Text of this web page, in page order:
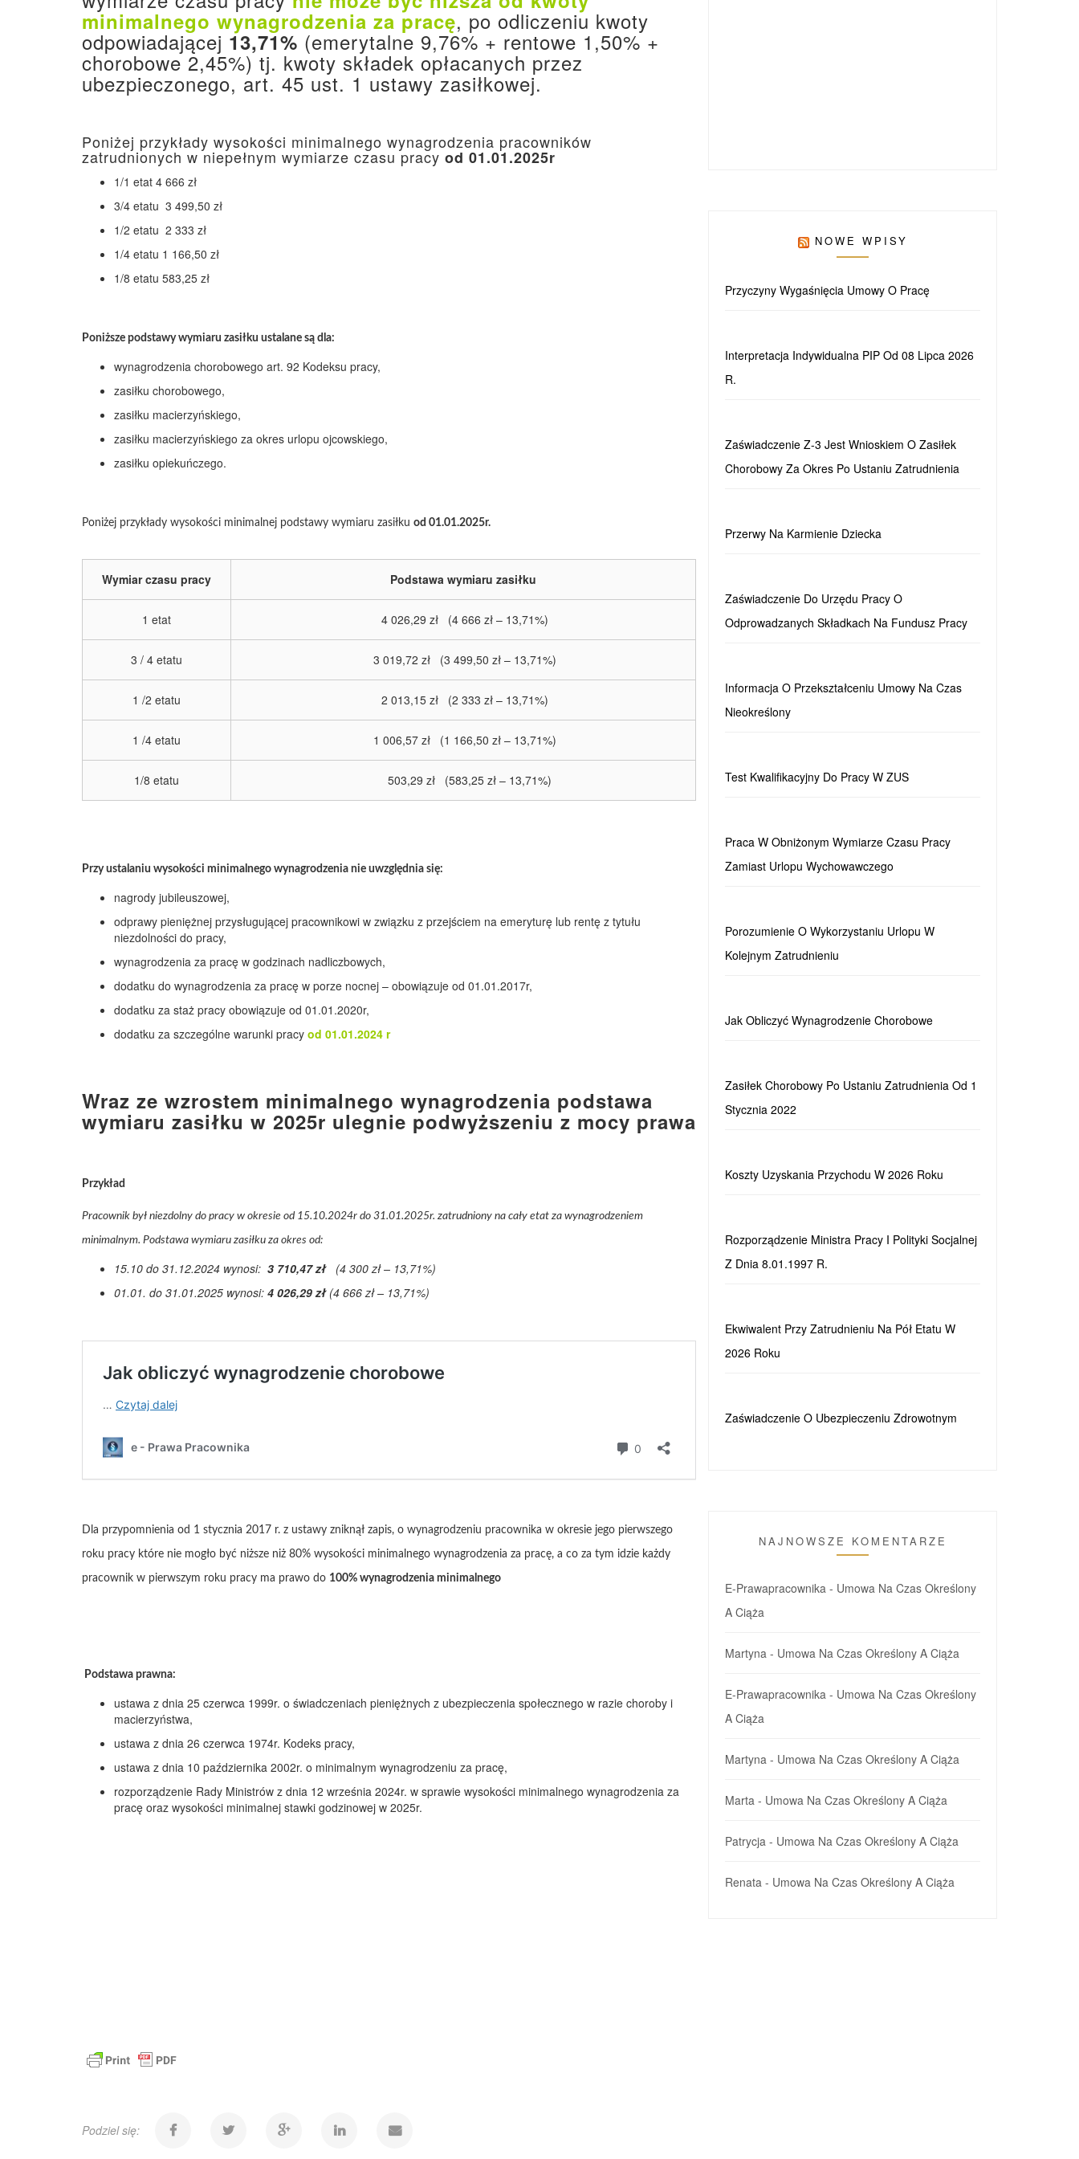
minimalnego wynagrodzenia za pracę, po odliczeniu kwoty
odpowiadającej 13,71% (emerytalne 9,76% + rentowe 1,50% +
chorobowe 2,45%) tj. kwoty składek opłacanych przez
ubezpieczonego, art. 45 ust. 1 ustawy zasiłkowej.
Poniżej przykłady wysokości minimalnego wynagrodzenia pracowników
zatrudnionych w niepełnym wymiarze czasu pracy od 01.01.2025r
1/1 etat 4 666 zł
3/4 etatu 3 499,50 zł
1/2 etatu 2 333 zł
1/4 etatu 1 166,50 zł
1/8 etatu 583,25 zł
Poniższe podstawy wymiaru zasiłku ustalane są dla:
wynagrodzenia chorobowego art. 92 Kodeksu pracy,
zasiłku chorobowego,
zasiłku macierzyńskiego,
zasiłku macierzyńskiego za okres urlopu ojcowskiego,
zasiłku opiekuńczego.
Poniżej przykłady wysokości minimalnej podstawy wymiaru zasiłku od 01.01.2025r.
Wymiar czasu pracy Podstawa wymiaru zasiłku
1 etat 4 026,29 zł (4 666 zł – 13,71%)
3 / 4 etatu 3 019,72 zł (3 499,50 zł – 13,71%)
1 /2 etatu 2 013,15 zł (2 333 zł – 13,71%)
1 /4 etatu 1 006,57 zł (1 166,50 zł – 13,71%)
1/8 etatu 503,29 zł (583,25 zł – 13,71%)
Przy ustalaniu wysokości minimalnego wynagrodzenia nie uwzględnia się:
nagrody jubileuszowej,
odprawy pieniężnej przysługującej pracownikowi w związku z przejściem na emeryturę lub rentę z tytułu
niezdolności do pracy,
wynagrodzenia za pracę w godzinach nadliczbowych,
dodatku do wynagrodzenia za pracę w porze nocnej – obowiązuje od 01.01.2017r,
dodatku za staż pracy obowiązuje od 01.01.2020r,
dodatku za szczególne warunki pracy od 01.01.2024 r
Wraz ze wzrostem minimalnego wynagrodzenia podstawa
wymiaru zasiłku w 2025r ulegnie podwyższeniu z mocy prawa
Przykład
Pracownik był niezdolny do pracy w okresie od 15.10.2024r do 31.01.2025r. zatrudniony na cały etat za wynagrodzeniem
minimalnym. Podstawa wymiaru zasiłku za okres od:
15.10 do 31.12.2024 wynosi: 3 710,47 zł(4 300 zł – 13,71%)
01.01. do 31.01.2025 wynosi: 4 026,29 zł(4 666 zł – 13,71%)
Dla przypomnienia od 1 stycznia 2017 r. z ustawy zniknął zapis, o wynagrodzeniu pracownika w okresie jego pierwszego
roku pracy które nie mogło być niższe niż 80% wysokości minimalnego wynagrodzenia za pracę, a co za tym idzie każdy
pracownik w pierwszym roku pracy ma prawo do 100% wynagrodzenia minimalnego
Podstawa prawna:
ustawa z dnia 25 czerwca 1999r. o świadczeniach pieniężnych z ubezpieczenia społecznego w razie choroby i
macierzyństwa,
ustawa z dnia 26 czerwca 1974r. Kodeks pracy,
ustawa z dnia 10 października 2002r. o minimalnym wynagrodzeniu za pracę,
rozporządzenie Rady Ministrów z dnia 12 września 2024r. w sprawie wysokości minimalnego wynagrodzenia za
pracę oraz wysokości minimalnej stawki godzinowej w 2025r.
Podziel się:
NOWE WPISY
Przyczyny Wygaśnięcia Umowy O Pracę
Interpretacja Indywidualna PIP Od 08 Lipca 2026
R.
Zaświadczenie Z-3 Jest Wnioskiem O Zasiłek
Chorobowy Za Okres Po Ustaniu Zatrudnienia
Przerwy Na Karmienie Dziecka
Zaświadczenie Do Urzędu Pracy O
Odprowadzanych Składkach Na Fundusz Pracy
Informacja O Przekształceniu Umowy Na Czas
Nieokreślony
Test Kwalifikacyjny Do Pracy W ZUS
Praca W Obniżonym Wymiarze Czasu Pracy
Zamiast Urlopu Wychowawczego
Porozumienie O Wykorzystaniu Urlopu W
Kolejnym Zatrudnieniu
Jak Obliczyć Wynagrodzenie Chorobowe
Zasiłek Chorobowy Po Ustaniu Zatrudnienia Od 1
Stycznia 2022
Koszty Uzyskania Przychodu W 2026 Roku
Rozporządzenie Ministra Pracy I Polityki Socjalnej
Z Dnia 8.01.1997 R.
Ekwiwalent Przy Zatrudnieniu Na Pół Etatu W
2026 Roku
Zaświadczenie O Ubezpieczeniu Zdrowotnym
NAJNOWSZE KOMENTARZE
E-Prawapracownika - Umowa Na Czas Określony
A Ciąża
Martyna - Umowa Na Czas Określony A Ciąża
E-Prawapracownika - Umowa Na Czas Określony
A Ciąża
Martyna - Umowa Na Czas Określony A Ciąża
Marta - Umowa Na Czas Określony A Ciąża
Patrycja - Umowa Na Czas Określony A Ciąża
Renata - Umowa Na Czas Określony A Ciąża